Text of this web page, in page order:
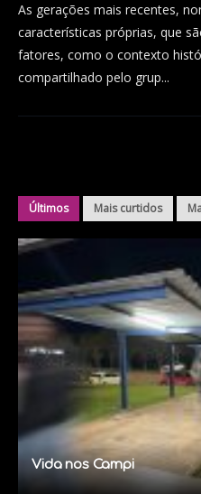
As gerações mais recentes,
características próprias, que
fatores, como o contexto
compartilhado pelo grup...
Últimos Mais curtidos
Vida nos Campi